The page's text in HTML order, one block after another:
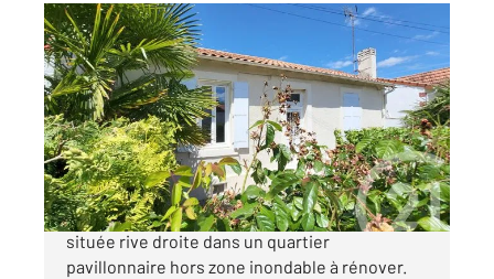
SAINTES 17
107 m2, 3 pièces
Ref : 5804
Maison à vendre
181 300 €
SAINTES Maison de ville des années 1930
située rive droite dans un quartier
pavillonnaire hors zone inondable à rénover.